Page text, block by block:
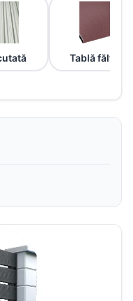
Tablă fălțuită